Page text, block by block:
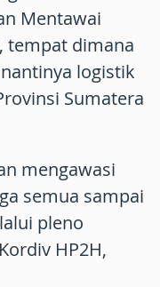
Mentawai
tempat dimana
logistik
Sumatera
mengawasi
semua sampai
pleno
HP2H,